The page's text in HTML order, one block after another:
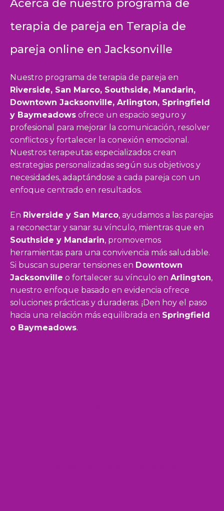
Acerca de nuestro programa de
terapia de pareja en Terapia de
pareja online en Jacksonville
Nuestro programa de terapia de pareja en
Riverside, San Marco, Southside, Mandarin,
Downtown Jacksonville, Arlington, Springfield
y Baymeadows ofrece un espacio seguro y
profesional para mejorar la comunicación, resolver
conflictos y fortalecer la conexión emocional.
Nuestros terapeutas especializados crean
estrategias personalizadas según sus objetivos y
necesidades, adaptándose a cada pareja con un
enfoque centrado en resultados.
En Riverside y San Marco, ayudamos a las parejas
a reconectar y sanar su vínculo, mientras que en
Southside y Mandarin, promovemos
herramientas para una convivencia más saludable.
Si buscan superar tensiones en Downtown
Jacksonville o fortalecer su vínculo en Arlington,
nuestro enfoque basado en evidencia ofrece
soluciones prácticas y duraderas. ¡Den hoy el paso
hacia una relación más equilibrada en Springfield
o Baymeadows.